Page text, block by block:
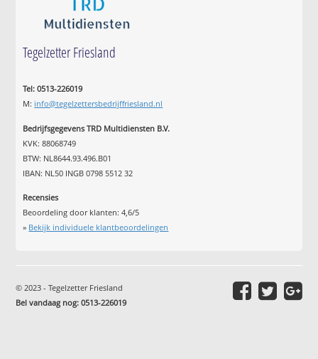
Tegelzetter Friesland
Tel: 0513-226019
M: info@tegelzettersbedrijffriesland.nl
Bedrijfsgegevens TRD Multidiensten B.V.
KVK: 88068749
BTW: NL8644.93.496.B01
IBAN: NL50 INGB 0798 5512 32
Recensies
Beoordeling door klanten:4,6/5
» Bekijk individuele klantbeoordelingen
© 2023 - Tegelzetter Friesland
Bel vandaag nog: 0513-226019